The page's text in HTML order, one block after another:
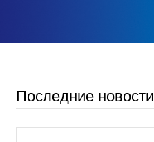
Последние новости